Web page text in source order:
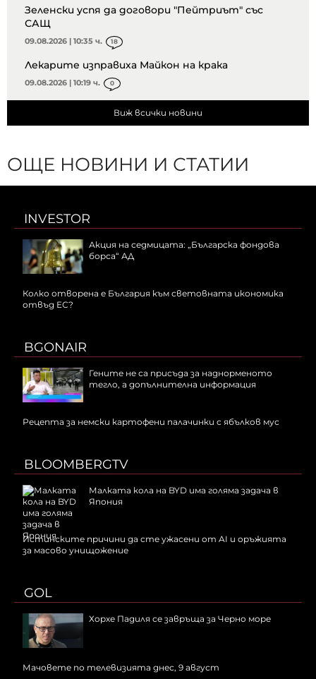
Зеленски успя да договори "Пейтриът" със
САЩ
09.08.2026 | 10:35 ч. 18
Лекарите изправиха Майкон на крака
09.08.2026 | 10:19 ч. 0
Виж всички новини
ОЩЕ НОВИНИ И СТАТИИ
INVESTOR
Акция на седмицата: „Българска фондова
борса“ АД
Колко отворена е България към световната икономика
отвъд ЕС?
BGONAIR
Гените не са присъда за наднорменото
тегло, а допълнителна информация
Рецепта за немски картофени палачинки с ябълков мус
BLOOMBERGTV
Малката кола на BYD има голяма задача в
Япония
Истинските причини да сте ужасени от AI и оръжията
за масово унищожение
GOL
Хорхе Падиля се завръща за Черно море
Мачовете по телевизията днес, 9 август